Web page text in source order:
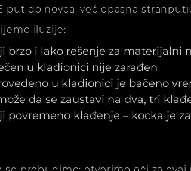
put do novca, već opasna
iluzije:
brzo i lako rešenje za materijalni
u kladionici nije zarađen
u kladionici je bačeno
da se zaustavi na dva, tri
povremeno klađenje – kocka je